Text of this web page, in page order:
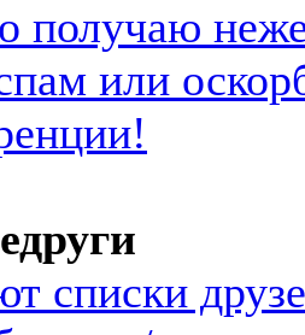
получаю
или
списки